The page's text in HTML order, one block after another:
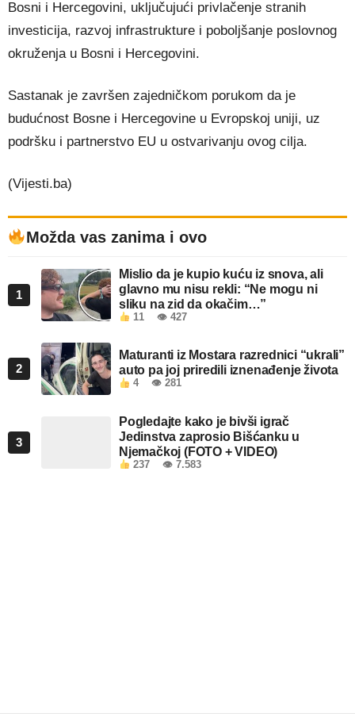
Bosni i Hercegovini, uključujući privlačenje stranih
investicija, razvoj infrastrukture i poboljšanje poslovnog
okruženja u Bosni i Hercegovini.
Sastanak je završen zajedničkom porukom da je
budućnost Bosne i Hercegovine u Evropskoj uniji, uz
podršku i partnerstvo EU u ostvarivanju ovog cilja.
(Vijesti.ba)
Možda vas zanima i ovo
1
Mislio da je kupio kuću iz snova, ali
glavno mu nisu rekli: “Ne mogu ni
sliku na zid da okačim…”
11 👁 427
2
Maturanti iz Mostara razrednici “ukrali”
auto pa joj priredili iznenađenje života
4 👁 281
3
Pogledajte kako je bivši igrač
Jedinstva zaprosio Bišćanku u
Njemačkoj (FOTO + VIDEO)
237 👁 7.583